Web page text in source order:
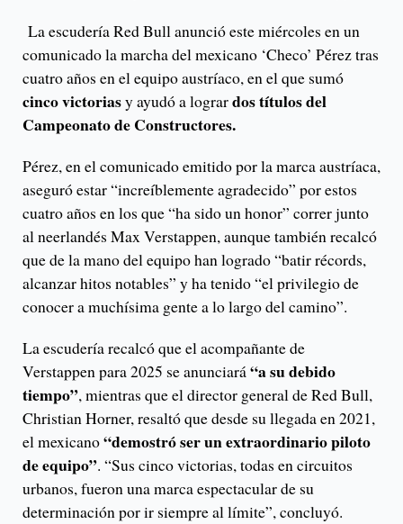
La escudería Red Bull anunció este miércoles en un
comunicado la marcha del mexicano ‘Checo’ Pérez tras
cuatro años en el equipo austríaco, en el que sumó
cinco victoriasy ayudó a logrardos títulos del
Campeonato de Constructores.
Pérez, en el comunicado emitido por la marca austríaca,
aseguró estar “increíblemente agradecido” por estos
cuatro años en los que “ha sido un honor” correr junto
al neerlandés Max Verstappen, aunque también recalcó
que de la mano del equipo han logrado “batir récords,
alcanzar hitos notables” y ha tenido “el privilegio de
conocer a muchísima gente a lo largo del camino”.
La escudería recalcó que el acompañante de
Verstappen para 2025 se anunciará“a su debido
tiempo”, mientras que el director general de Red Bull,
Christian Horner, resaltó que desde su llegada en 2021,
el mexicano“demostró ser un extraordinario piloto
de equipo”. “Sus cinco victorias, todas en circuitos
urbanos, fueron una marca espectacular de su
determinación por ir siempre al límite”, concluyó.